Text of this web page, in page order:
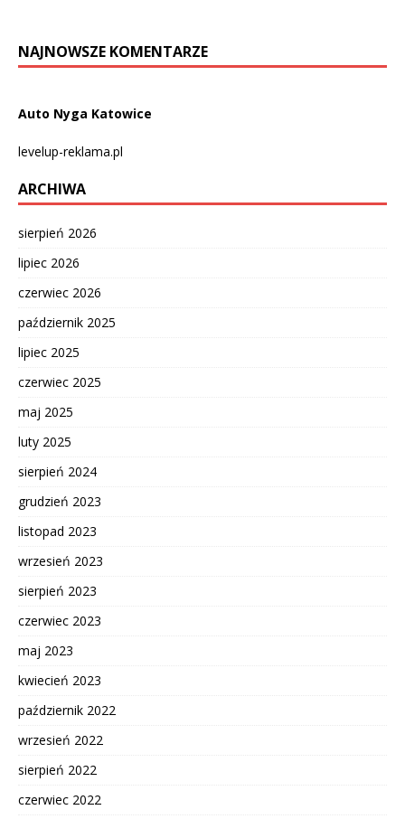
NAJNOWSZE KOMENTARZE
Auto Nyga Katowice
levelup-reklama.pl
ARCHIWA
sierpień 2026
lipiec 2026
czerwiec 2026
październik 2025
lipiec 2025
czerwiec 2025
maj 2025
luty 2025
sierpień 2024
grudzień 2023
listopad 2023
wrzesień 2023
sierpień 2023
czerwiec 2023
maj 2023
kwiecień 2023
październik 2022
wrzesień 2022
sierpień 2022
czerwiec 2022